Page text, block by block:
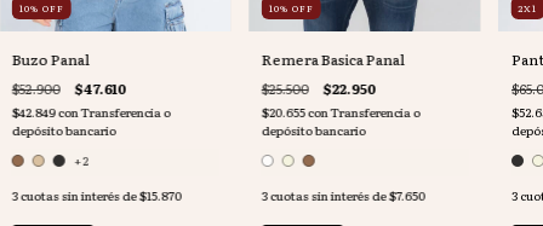
10% OFF
Buzo Panal
$52.900 $47.610
$42.849conTransferencia o
depósito bancario
+2
3cuotas sin interés de$15.870
10% OFF
Remera Basica Panal
$25.500 $22.950
$20.655conTransferencia o
depósito bancario
3cuotas sin interés de$7.650
2X1
3